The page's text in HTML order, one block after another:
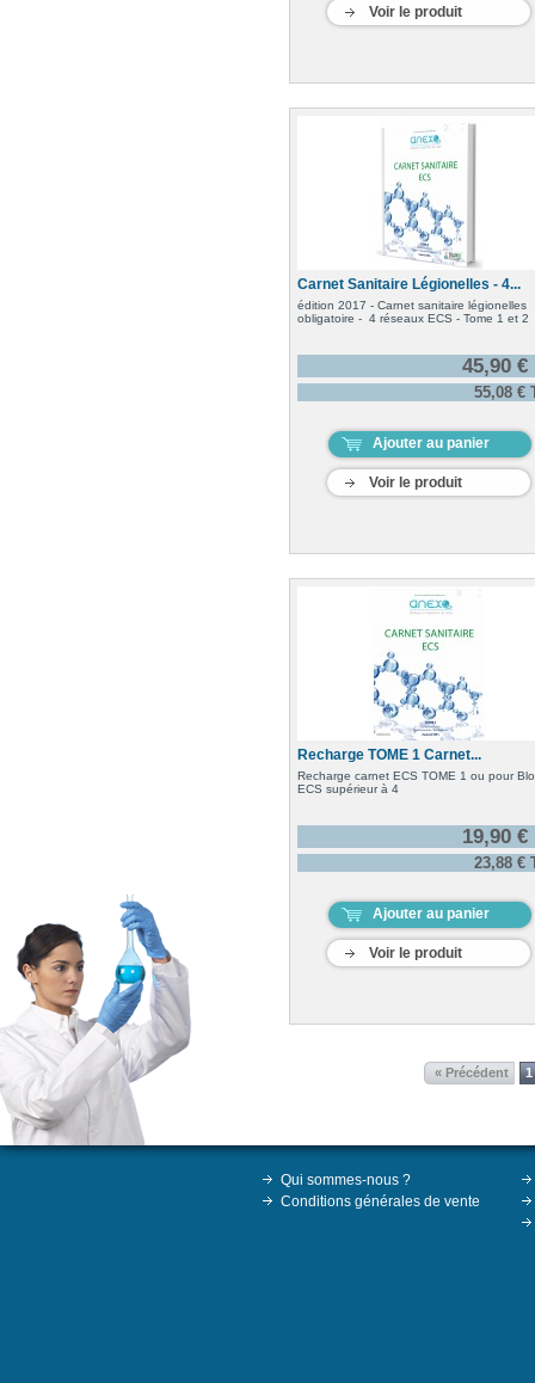
Voir le produit
Carnet Sanitaire Légionelles - 4...
édition 2017 - Carnet sanitaire légionelles
obligatoire - 4 réseaux ECS - Tome 1 et 2
45,90 €
55,08 €
Ajouter au panier
Voir le produit
Recharge TOME 1 Carnet...
Recharge carnet ECS TOME 1 ou pour
ECS supérieur à 4
19,90 €
23,88 €
Ajouter au panier
Voir le produit
« Précédent 1
Qui sommes-nous ?
Conditions générales de vente